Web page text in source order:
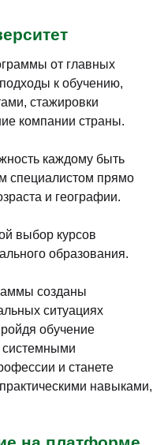
от главных
к обучению,
стажировки
компании страны.
каждому быть
специалистом прямо
и географии.
выбор курсов
образования.
созданы
ситуациях
обучение
системными
и станете
навыками,